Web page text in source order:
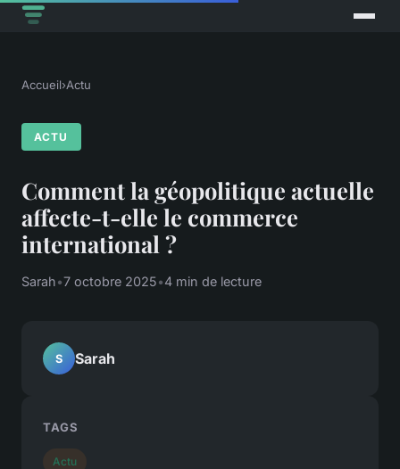
Accueil›Actu
ACTU
Comment la géopolitique actuelle
affecte-t-elle le commerce
international ?
Sarah•7 octobre 2025•4 min de lecture
S Sarah
TAGS
Actu